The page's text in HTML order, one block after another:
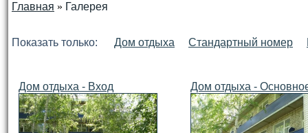
Главная » Галерея
Показать только: Дом отдыха Стандартный номер
Дом отдыха - Вход Дом отдыха -